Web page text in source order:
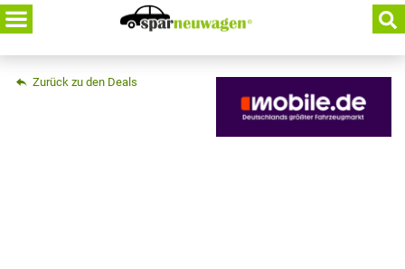
Skip
to
content
Zurück zu den Deals